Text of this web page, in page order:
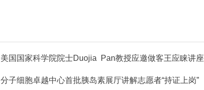
美国国家科学院院士Duojia Pan教授应邀做客王应睐讲座
分子细胞卓越中心首批胰岛素展厅讲解志愿者“持证上岗”